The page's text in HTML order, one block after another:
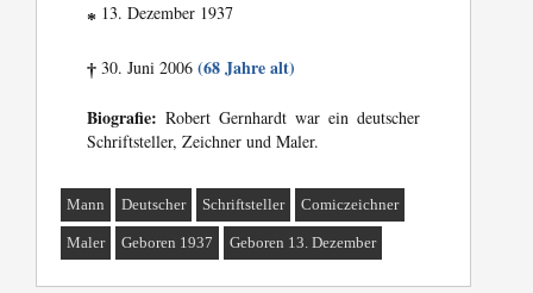
* 13. Dezember 1937
† 30. Juni 2006(68 Jahre alt)
Biografie: Robert Gernhardt war ein deutscher
Schriftsteller, Zeichner und Maler.
Mann Deutscher Schriftsteller Comiczeichner
Maler Geboren 1937 Geboren 13. Dezember